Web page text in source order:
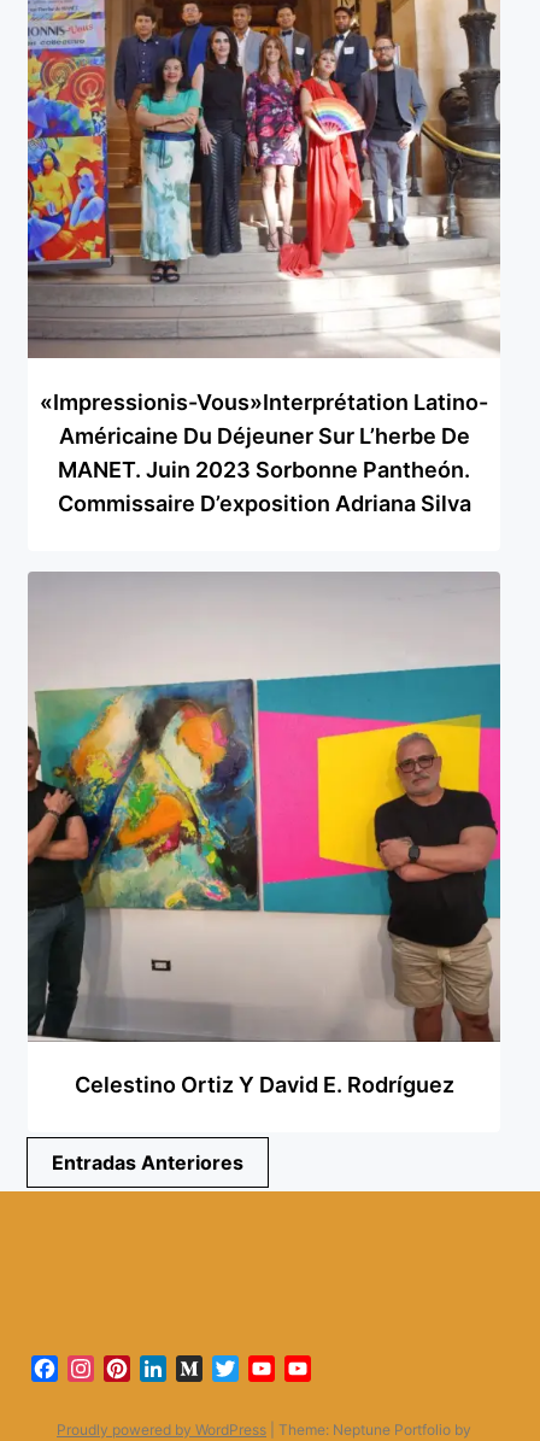
«Impressionis-Vous»Interprétation Latino-
Américaine Du Déjeuner Sur L’herbe De
MANET. Juin 2023 Sorbonne Pantheón.
Commissaire D’exposition Adriana Silva
Celestino Ortiz Y David E. Rodríguez
Navegación
de
Entradas Anteriores
Facebook
Instagram
PinterestLinkedInMediumTwitterYouTube
Proudly powered by WordPress Theme: Neptune Portfolio by